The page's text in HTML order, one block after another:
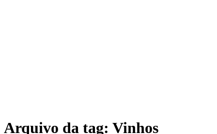
mesa posta fiz um lindo
coração de rolhas de vinho.